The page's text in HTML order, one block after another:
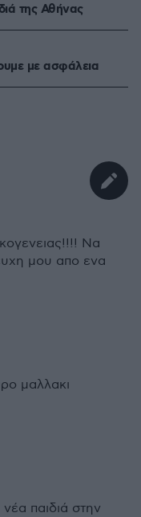
της Αθήνας
με ασφάλεια
Να
μου απο ενα
μαλλακι
παιδιά στην